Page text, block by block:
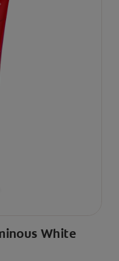
White